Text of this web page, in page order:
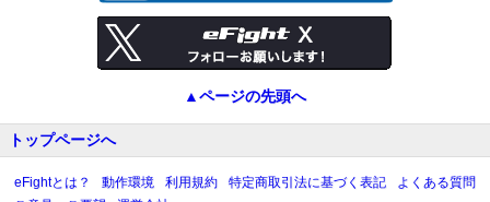
▲ページの先頭へ
トップページへ
eFightとは？ 動作環境 利用規約 特定商取引法に基づく表記
よくある質問